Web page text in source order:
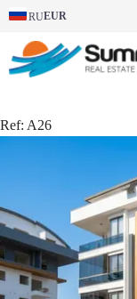
RUEUR
Ref: A26